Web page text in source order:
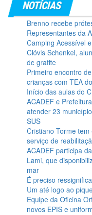
Brenno recebe
Representantes da
Camping Acessível
Clóvis Schenkel,
de grafite
Primeiro encontro
crianças com TEA
Início das aulas do
ACADEF e
atender 23
SUS
Cristiano Torme
serviço de
ACADEF participa
Lami, que
mar
É preciso
Um até logo ao
Equipe da Oficina
novos EPIS e